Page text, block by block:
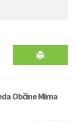
Občine Mirna